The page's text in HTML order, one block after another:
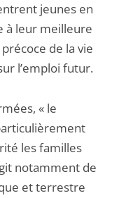
jeunes en
à leur meilleure
de la vie
l’emploi futur.
« le
les familles
notamment de
et terrestre